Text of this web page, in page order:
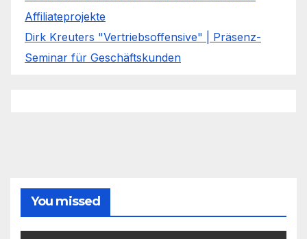
Affiliateprojekte
Dirk Kreuters "Vertriebsoffensive" | Präsenz-
Seminar für Geschäftskunden
You missed